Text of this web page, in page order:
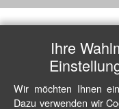
Ihre
Wir möchten Ihnen
Dazu verwenden wir